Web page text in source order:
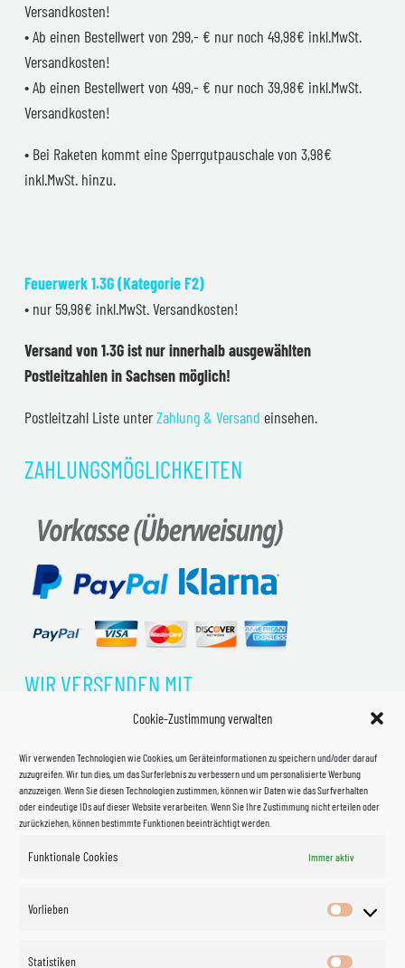
Cookie-Zustimmung verwalten
Wir verwenden Technologien wie Cookies, um Geräteinformationen zu speichern und/oder darauf
zuzugreifen. Wir tun dies, um das Surferlebnis zu verbessern und um personalisierte Werbung
anzuzeigen. Wenn Sie diesen Technologien zustimmen, können wir Daten wie das Surfverhalten
oder eindeutige IDs auf dieser Website verarbeiten. Wenn Sie Ihre Zustimmung nicht erteilen oder
zurückziehen, können bestimmte Funktionen beeinträchtigt werden.
Funktionale Cookies Immer aktiv
Vorlieben
Vorlieben
Statistiken
Versandkosten!
• Ab einen Bestellwert von 299,- € nur noch 49,98€ inkl.MwSt.
Versandkosten!
• Ab einen Bestellwert von 499,- € nur noch 39,98€ inkl.MwSt.
Versandkosten!
• Bei Raketen kommt eine Sperrgutpauschale von 3,98€
inkl.MwSt. hinzu.
Feuerwerk 1.3G (Kategorie F2)
• nur 59,98€ inkl.MwSt. Versandkosten!
Versand von 1.3G ist nur innerhalb ausgewählten
Postleitzahlen in Sachsen möglich!
Postleitzahl Liste unterZahlung & Versand einsehen.
ZAHLUNGSMÖGLICHKEITEN
WIR VERSENDEN MIT